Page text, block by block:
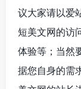
议大家请以爱
短美文网的访
体验等；当然
据您自身的需